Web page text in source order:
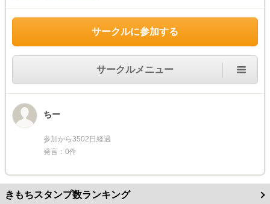
サークルに参加する
サークルメニュー
ちー
参加から3502日経過
発言：0件
きもちスタンプ数ランキング